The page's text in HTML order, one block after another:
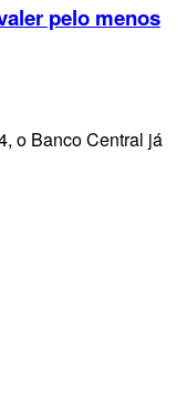
pelo menos
o Banco Central já